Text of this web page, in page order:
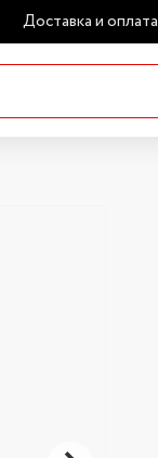
Доставка и оплата